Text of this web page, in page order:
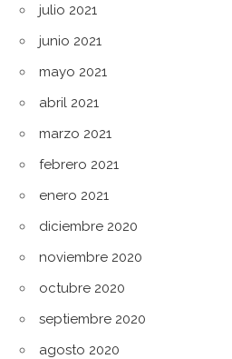
julio 2021
junio 2021
mayo 2021
abril 2021
marzo 2021
febrero 2021
enero 2021
diciembre 2020
noviembre 2020
octubre 2020
septiembre 2020
agosto 2020